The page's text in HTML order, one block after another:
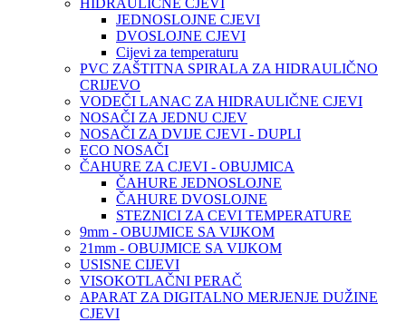
HIDRAULIČNE CJEVI
JEDNOSLOJNE CJEVI
DVOSLOJNE CJEVI
Cijevi za temperaturu
PVC ZAŠTITNA SPIRALA ZA HIDRAULIČNO
CRIJEVO
VODEČI LANAC ZA HIDRAULIČNE CJEVI
NOSAČI ZA JEDNU CJEV
NOSAČI ZA DVIJE CJEVI - DUPLI
ECO NOSAČI
ČAHURE ZA CJEVI - OBUJMICA
ČAHURE JEDNOSLOJNE
ČAHURE DVOSLOJNE
STEZNICI ZA CEVI TEMPERATURE
9mm - OBUJMICE SA VIJKOM
21mm - OBUJMICE SA VIJKOM
USISNE CIJEVI
VISOKOTLAČNI PERAČ
APARAT ZA DIGITALNO MERJENJE DUŽINE
CJEVI